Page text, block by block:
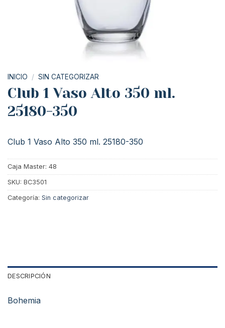
INICIO / SIN CATEGORIZAR
Club 1 Vaso Alto 350 ml.
25180-350
Club 1 Vaso Alto 350 ml. 25180-350
Caja Master: 48
SKU: BC3501
Categoría: Sin categorizar
DESCRIPCIÓN
Bohemia